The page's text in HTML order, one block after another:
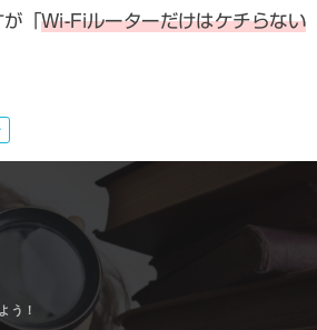
が「Wi-Fiルーターだけはケチらない